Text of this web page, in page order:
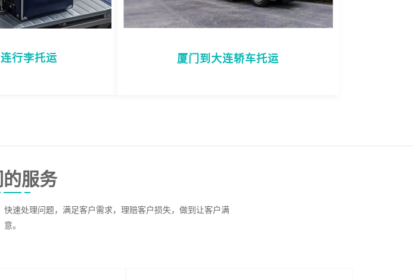
行李托运 厦门到大连轿车托运
服务
速处理问题，满足客户需求，理赔客户损失，做到让客户满
意。